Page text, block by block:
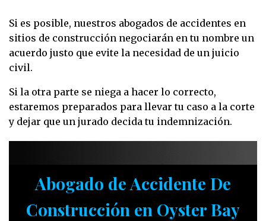
Si es posible, nuestros abogados de accidentes en
sitios de construcción negociarán en tu nombre un
acuerdo justo que evite la necesidad de un juicio
civil.
Si la otra parte se niega a hacer lo correcto,
estaremos preparados para llevar tu caso a la corte
y dejar que un jurado decida tu indemnización.
Abogado de Accidente De
Construcción en Oyster Bay